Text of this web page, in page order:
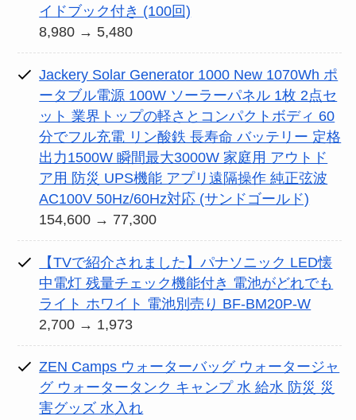
イドブック付き (100回)
8,980 → 5,480
Jackery Solar Generator 1000 New 1070Wh ポ
ータブル電源 100W ソーラーパネル 1枚 2点セ
ット 業界トップの軽さとコンパクトボディ 60
分でフル充電 リン酸鉄 長寿命 バッテリー 定格
出力1500W 瞬間最大3000W 家庭用 アウトド
ア用 防災 UPS機能 アプリ遠隔操作 純正弦波
AC100V 50Hz/60Hz対応 (サンドゴールド)
154,600 → 77,300
【TVで紹介されました】パナソニック LED懐
中電灯 残量チェック機能付き 電池がどれでも
ライト ホワイト 電池別売り BF-BM20P-W
2,700 → 1,973
ZEN Camps ウォーターバッグ ウォータージャ
グ ウォータータンク キャンプ 水 給水 防災 災
害グッズ 水入れ